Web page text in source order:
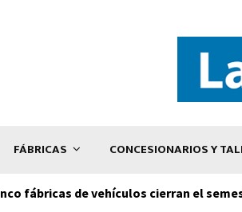
FÁBRICAS CONCESIONARIOS Y
fábricas de vehículos cierran el